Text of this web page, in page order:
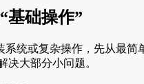
基础操作”
系统或复杂操作，先从最简
决大部分小问题。